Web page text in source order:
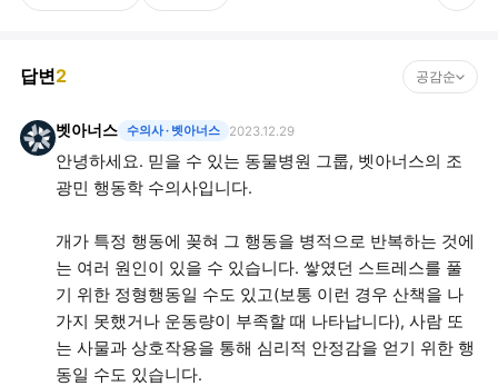
답변2 공감순
벳아너스 수의사· 벳아너스 2023.12.29
안녕하세요. 믿을 수 있는 동물병원 그룹, 벳아너스의 조
광민 행동학 수의사입니다.
개가 특정 행동에 꽂혀 그 행동을 병적으로 반복하는 것에
는 여러 원인이 있을 수 있습니다. 쌓였던 스트레스를 풀
기 위한 정형행동일 수도 있고(보통 이런 경우 산책을 나
가지 못했거나 운동량이 부족할 때 나타납니다), 사람 또
는 사물과 상호작용을 통해 심리적 안정감을 얻기 위한 행
동일 수도 있습니다.